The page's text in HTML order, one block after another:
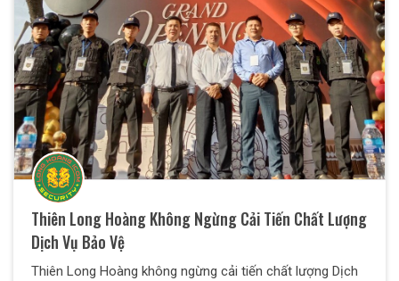
Thiên Long Hoàng Không Ngừng Cải Tiến Chất Lượng
Dịch Vụ Bảo Vệ
Thiên Long Hoàng không ngừng cải tiến chất lượng Dịch